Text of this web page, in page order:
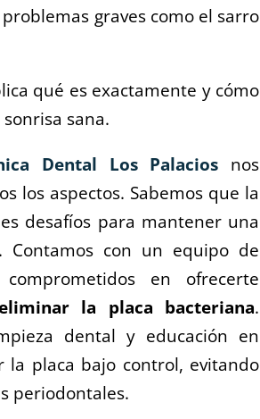
graves como el sarro
qué es exactamente y cómo
sana.
Dental Los Palacios nos
los aspectos. Sabemos que la
desafíos para mantener una
con un equipo de
en ofrecerte
eliminar la placa bacteriana.
dental y educación en
placa bajo control, evitando
periodontales.